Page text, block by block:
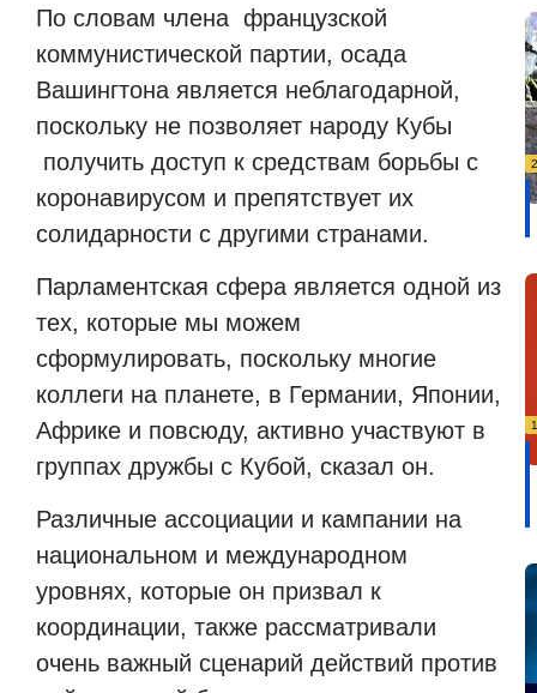
По словам члена французской
коммунистической партии, осада
Вашингтона является неблагодарной,
поскольку не позволяет народу Кубы
получить доступ к средствам борьбы с
коронавирусом и препятствует их
солидарности с другими странами.
Парламентская сфера является одной из
тех, которые мы можем
сформулировать, поскольку многие
коллеги на планете, в Германии, Японии,
Африке и повсюду, активно участвуют в
группах дружбы с Кубой, сказал он.
Различные ассоциации и кампании на
национальном и международном
уровнях, которые он призвал к
координации, также рассматривали
очень важный сценарий действий против